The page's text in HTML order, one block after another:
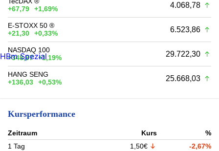
+67,79
+1,69% 4.068,78
E-STOXX 50 ®
+21,30
+0,33% 6.523,86
NASDAQ 100
+348,97
+1,19% 29.722,30
HANG SENG
+136,03
+0,53% 25.668,03
Kursperformance
Zeitraum Kurs
%
1 Tag
1,50€
-2,67%
HBm Spezial